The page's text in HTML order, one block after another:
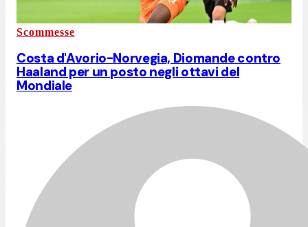
Scommesse
Costa d'Avorio-Norvegia, Diomande contro
Haaland per un posto negli ottavi del
Mondiale